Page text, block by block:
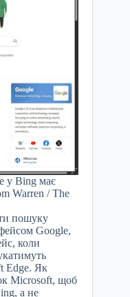
у Bing має
Warren / The
пошуку
Google,
коли
Edge. Як
Microsoft, щоб
а не